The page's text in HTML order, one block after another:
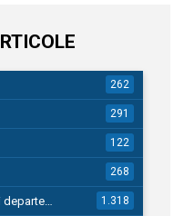
262
291
122
268
departe… 1.318